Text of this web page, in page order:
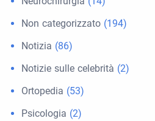
Non categorizzato (194)
Notizia (86)
Notizie sulle celebrità (2)
Ortopedia (53)
Psicologia (2)